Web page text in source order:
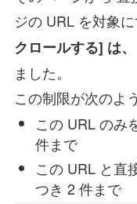
ジの URL を対象
クロールする] は
ました。
この制限が次のよ
この URL のみ
件まで
この URL と直
つき 2 件まで